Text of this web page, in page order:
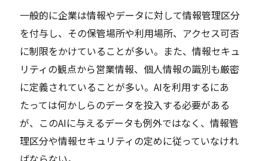
一般的に企業は情報やデータに対して情報管理区分
を付与し、その保管場所や利用場所、アクセス可否
に制限をかけていることが多い。また、情報セキュ
リティの観点から営業情報、個人情報の識別も厳密
に定義されていることが多い。AIを利用するにあ
たっては何かしらのデータを投入する必要がある
が、このAIに与えるデータも例外ではなく、情報管
理区分や情報セキュリティの定めに従っていなけれ